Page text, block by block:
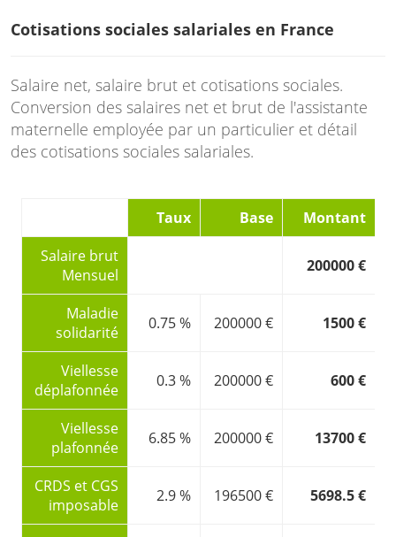
Cotisations sociales salariales en France
Salaire net, salaire brut et cotisations sociales.
Conversion des salaires net et brut de l'assistante
maternelle employée par un particulier et détail
des cotisations sociales salariales.
Taux Base
Montant
Salaire brut
Mensuel
200000 €
Maladie
solidarité
0.75 % 200000 € 1500 €
Viellesse
déplafonnée
0.3 % 200000 € 600 €
Viellesse
plafonnée
6.85 % 200000 € 13700 €
CRDS et CGS
imposable
2.9 % 196500 € 5698.5 €